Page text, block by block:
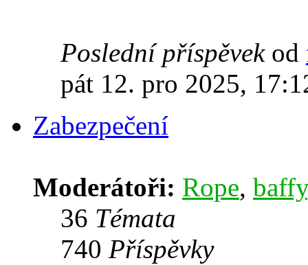
Poslední příspěvekod
pát 12. pro 2025,
Zabezpečení
Moderátoři: Rope, baffy
36 Témata
740 Příspěvky